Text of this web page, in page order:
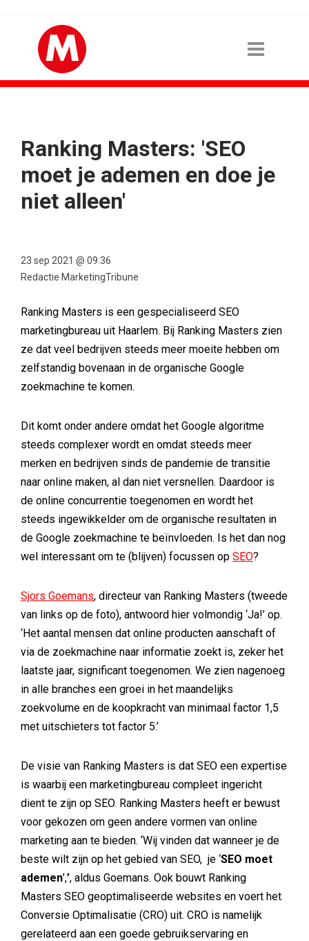
Ranking Masters: 'SEO
moet je ademen en doe je
niet alleen'
23 sep 2021 @ 09:36
Redactie MarketingTribune
Ranking Masters is een gespecialiseerd SEO
marketingbureau uit Haarlem. Bij Ranking Masters zien
ze dat veel bedrijven steeds meer moeite hebben om
zelfstandig bovenaan in de organische Google
zoekmachine te komen.
Dit komt onder andere omdat het Google algoritme
steeds complexer wordt en omdat steeds meer
merken en bedrijven sinds de pandemie de transitie
naar online maken, al dan niet versnellen. Daardoor is
de online concurrentie toegenomen en wordt het
steeds ingewikkelder om de organische resultaten in
de Google zoekmachine te beïnvloeden. Is het dan nog
wel interessant om te (blijven) focussen op SEO?
Sjors Goemans, directeur van Ranking Masters (tweede
van links op de foto), antwoord hier volmondig ‘Ja!’ op.
‘Het aantal mensen dat online producten aanschaft of
via de zoekmachine naar informatie zoekt is, zeker het
laatste jaar, significant toegenomen. We zien nagenoeg
in alle branches een groei in het maandelijks
zoekvolume en de koopkracht van minimaal factor 1,5
met uitschieters tot factor 5.’
De visie van Ranking Masters is dat SEO een expertise
is waarbij een marketingbureau compleet ingericht
dient te zijn op SEO. Ranking Masters heeft er bewust
voor gekozen om geen andere vormen van online
marketing aan te bieden. ‘Wij vinden dat wanneer je de
beste wilt zijn op het gebied van SEO, je ‘SEO moet
ademen’,’, aldus Goemans. Ook bouwt Ranking
Masters SEO geoptimaliseerde websites en voert het
Conversie Optimalisatie (CRO) uit. CRO is namelijk
gerelateerd aan een goede gebruikservaring en